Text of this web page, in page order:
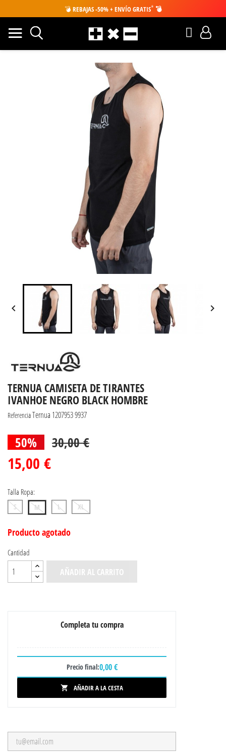
💣 REBAJAS -50% + ENVÍO GRATIS* 💣
 
TERNUA CAMISETA DE TIRANTES
IVANHOE NEGRO BLACK HOMBRE
ReferenciaTernua 1207953 9937
50% 30,00 €
15,00 €
Talla Ropa:
S M L XL
Producto agotado
Cantidad
AÑADIR AL CARRITO
Completa tu compra
Precio final:0,00 €
 AÑADIR A LA CESTA